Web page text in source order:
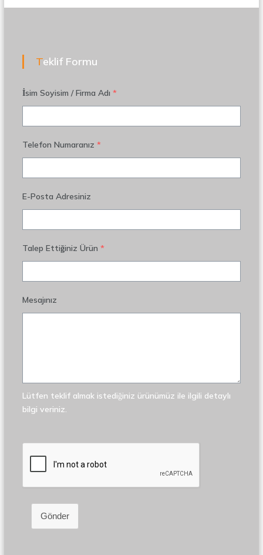
Teklif Formu
İsim Soyisim / Firma Adı *
Telefon Numaranız *
E-Posta Adresiniz
Talep Ettiğiniz Ürün *
Mesajınız
Lütfen teklif almak istediğiniz ürünümüz ile ilgili detaylı
bilgi veriniz.
Gönder